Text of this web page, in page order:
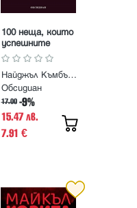
100 неща, които
успешните
лидери правят.
Кратки уроци по
лидерство
Найджъл Къмбърланд
Обсидиан
17.00 -9%
15.47 лв.
7.91 €